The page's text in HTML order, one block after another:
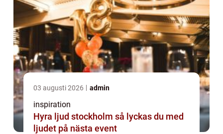
03 augusti 2026 admin
inspiration
Hyra ljud stockholm så lyckas du med
ljudet på nästa event